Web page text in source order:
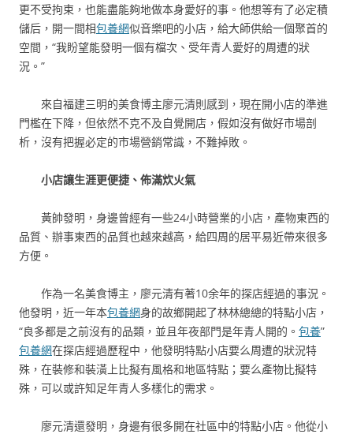
更不受拘束，也能盡能夠地做本身愛好的事。他想等有了必定積
儲后，開一間相包養網似音樂吧的小店，給大師供給一個聚首的
空間，“我盼望能發明一個有檔次、受年青人愛好的周遭的狀
況。”
來自福建三明的美食博主廖元清則感到，現在開小店的準進
門檻在下降，但依然不克不及自覺開店，假如沒有做好市場剖
析，沒有把握必定的市場營銷常識，不難掉敗。
小店讓生涯更便捷、佈滿炊火氣
黃帥發明，身邊曾經有一些24小時營業的小店，產物東西的
品質、辦事東西的品質也越來越高，給四周的居平易近帶來很多
方便。
作為一名美食博主，廖元清有著10余年的探店經過的事況。
他發明，近一年本包養網身的故鄉開起了林林總總的特點小店，
“良多都是之前沒有的品類，並且年夜部門是年青人開的。 包養”
包養網在探店經過歷程中，他發明特點小店要么周遭的狀況特
殊，在裝修和裝潢上比擬有風格和地區特點；要么產物比擬特
殊，可以或許知足年青人多樣化的需求。
廖元清還發明，身邊有很多開在社區中的特點小店。他從小